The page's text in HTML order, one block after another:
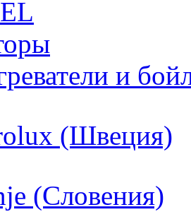
и
(Швеция)
(Словения)